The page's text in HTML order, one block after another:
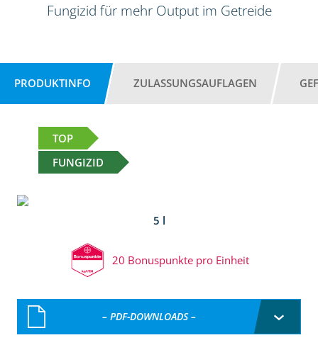
Fungizid für mehr Output im Getreide
PRODUKTINFO ZULASSUNGSAUFLAGEN
TOP
FUNGIZID
5 l
20 Bonuspunkte pro Einheit
– PDF-DOWNLOADS –